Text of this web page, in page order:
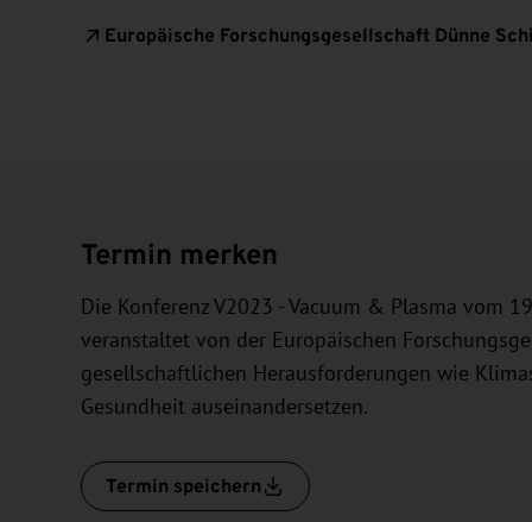
Europäische Forschungsgesellschaft Dünne
Termin merken
Die Konferenz V2023 - Vacuum & Plasma vom
veranstaltet von der Europäischen
gesellschaftlichen Herausforderungen wie
Gesundheit auseinandersetzen.
Termin speichern